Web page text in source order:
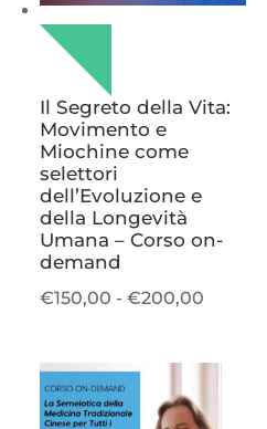
Il Segreto della Vita:
Movimento e
Miochine come
selettori
dell’Evoluzione e
della Longevità
Umana – Corso on-
demand
€150,00 - €200,00
€150,00